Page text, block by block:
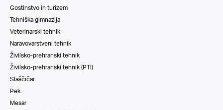
Gostinstvo in turizem
Tehniška gimnazija
Veterinarski tehnik
Naravovarstveni tehnik
Živilsko-prehranski tehnik
Živilsko-prehranski tehnik (PTI)
Slaščičar
Pek
Mesar